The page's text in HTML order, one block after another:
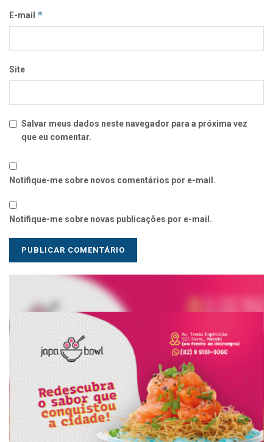
E-mail *
Site
Salvar meus dados neste navegador para a próxima vez
que eu comentar.
Notifique-me sobre novos comentários por e-mail.
Notifique-me sobre novas publicações por e-mail.